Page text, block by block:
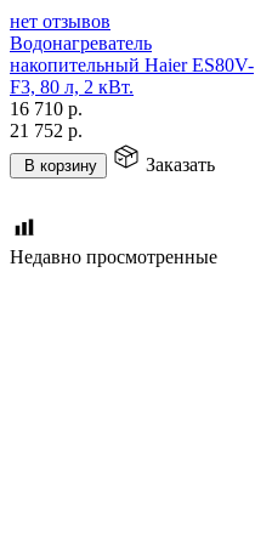
нет отзывов
Водонагреватель
накопительный Haier ES80V-
F3, 80 л, 2 кВт.
16 710 р.
21 752 р.
В корзину Заказать
Недавно просмотренные